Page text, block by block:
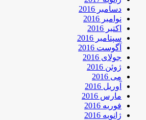
دسامبر 2016
نوامبر 2016
اکتبر 2016
سپتامبر 2016
آگوست 2016
جولای 2016
ژوئن 2016
می 2016
آوریل 2016
مارس 2016
فوریه 2016
ژانویه 2016